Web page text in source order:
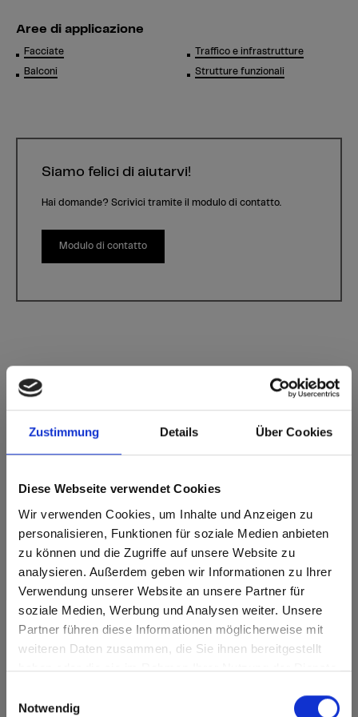
Zustimmung Details Über Cookies
Diese Webseite verwendet Cookies
Wir verwenden Cookies, um Inhalte und Anzeigen zu
personalisieren, Funktionen für soziale Medien anbieten
zu können und die Zugriffe auf unsere Website zu
analysieren. Außerdem geben wir Informationen zu Ihrer
Verwendung unserer Website an unsere Partner für
soziale Medien, Werbung und Analysen weiter. Unsere
Partner führen diese Informationen möglicherweise mit
weiteren Daten zusammen, die Sie ihnen bereitgestellt
haben oder die sie im Rahmen Ihrer Nutzung der Dienste
Notwendig
Are you based in the Stati Uniti?
Go to the Fundermax North America website directly from
Aree di applicazione
Facciate
Balconi
Traffico e infrastrutture
Strutture funzionali
Siamo felici di aiutarvi!
Hai domande? Scrivici tramite il modulo di contatto.
Modulo di contatto
Sviluppo del decoro in lunghezza. Articolo soggetto ad
Durabile Facile da pulire
Altamente resistente
alle intemperie
Caratteristiche della superficie